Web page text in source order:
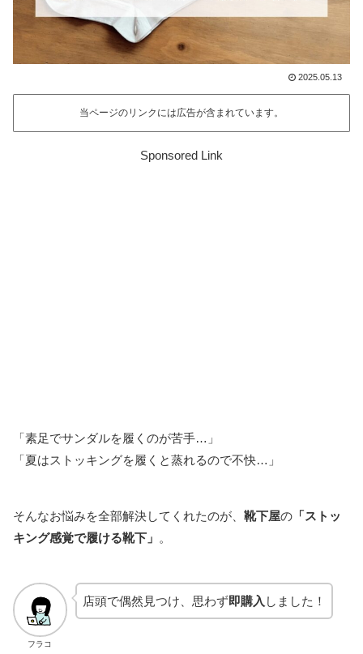
2025.05.13
当ページのリンクには広告が含まれています。
Sponsored Link
「素足でサンダルを履くのが苦手…」
「夏はストッキングを履くと蒸れるので不快…」
そんなお悩みを全部解決してくれたのが、 靴下屋の 「ストッ
キング感覚で履ける靴下」 。
フラコ
店頭で偶然見つけ、思わず即購入 しました！